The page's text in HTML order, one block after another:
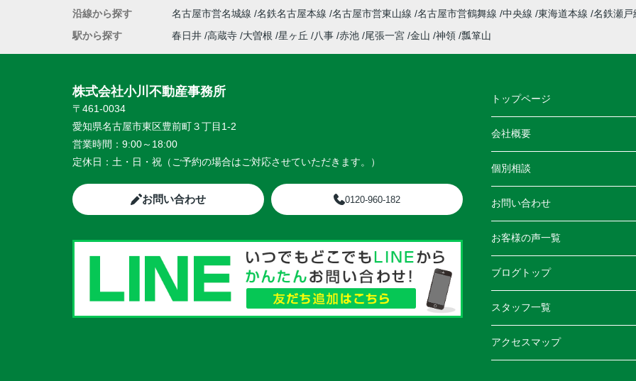
沿線から探す
名古屋市営名城線 名鉄名古屋本線 名古屋市営東山線 名古屋市営鶴舞線 中央線 東海道本線 名鉄瀬
駅から探す
春日井 高蔵寺 大曽根 星ヶ丘 八事 赤池 尾張一宮 金山 神領 瓢箪山
株式会社小川不動産事務所
〒461-0034
愛知県名古屋市東区豊前町３丁目1-2
営業時間： 9:00～18:00
定休日： 土・日・祝（ご予約の場合はご対応させていただきます。）
お問い合わせ 0120-960-182
トップページ
会社概要
個別相談
お問い合わせ
お客様の声一覧
ブログトップ
スタッフ一覧
アクセスマップ